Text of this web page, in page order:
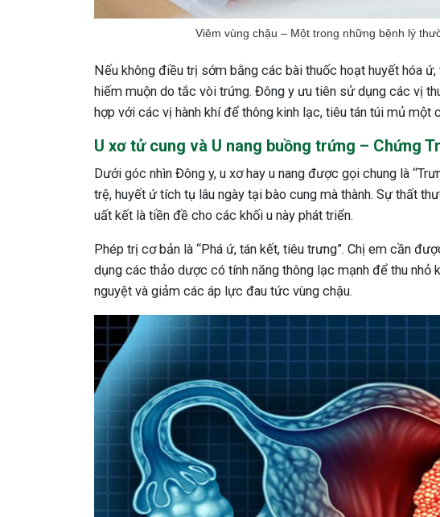
Viêm vùng chậu – Một trong những bệnh lý
Nếu không điều trị sớm bằng các bài thuốc hoạt huyết hóa
hiếm muộn do tắc vòi trứng. Đông y ưu tiên sử dụng các vị
hợp với các vị hành khí để thông kinh lạc, tiêu tán túi mủ một
U xơ tử cung và U nang buồng trứng – Chứng
Dưới góc nhìn Đông y, u xơ hay u nang được gọi chung là
trệ, huyết ứ tích tụ lâu ngày tại bào cung mà thành. Sự thất
uất kết là tiền đề cho các khối u này phát triển.
Phép trị cơ bản là “Phá ứ, tán kết, tiêu trưng”. Chị em cần
dụng các thảo dược có tính năng thông lạc mạnh để thu nhỏ
nguyệt và giảm các áp lực đau tức vùng chậu.